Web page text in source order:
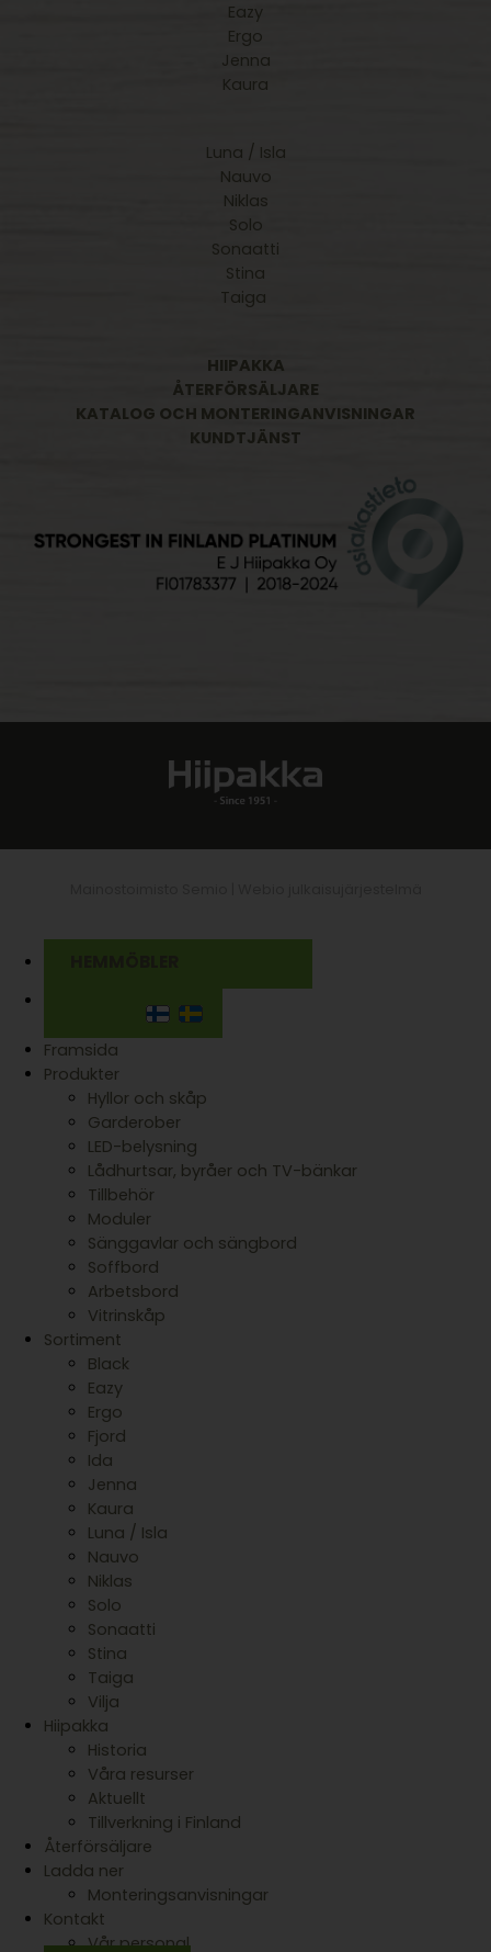
Eazy
Ergo
Jenna
Kaura
Luna / Isla
Nauvo
Niklas
Solo
Sonaatti
Stina
Taiga
HIIPAKKA
ÅTERFÖRSÄLJARE
KATALOG OCH MONTERINGANVISNINGAR
KUNDTJÄNST
Framsida
Produkter
Hyllor och skåp
Garderober
LED-belysning
Lådhurtsar, byråer och TV-bänkar
Tillbehör
Moduler
Sänggavlar och sängbord
Soffbord
Arbetsbord
Vitrinskåp
Sortiment
Black
Eazy
Ergo
Fjord
Ida
Jenna
Kaura
Luna / Isla
Nauvo
Niklas
Solo
Sonaatti
Stina
Taiga
Vilja
Hiipakka
Historia
Våra resurser
Aktuellt
Tillverkning i Finland
Återförsäljare
Ladda ner
Monteringsanvisningar
Kontakt
Vår personal